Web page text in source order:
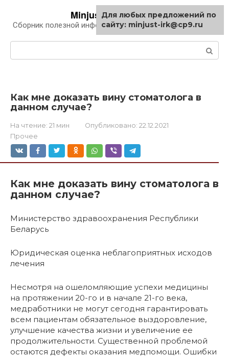
контенту
Minjust-irk.ru
Сборник полезной информации про автомобили
Как мне доказать вину стоматолога в
данном случае?
На чтение: 21 мин Опубликовано: 22.12.2021
Прочее
Как мне доказать вину стоматолога в
данном случае?
Министерство здравоохранения Республики
Беларусь
Юридическая оценка неблагоприятных исходов
лечения
Несмотря на ошеломляющие успехи медицины
на протяжении 20-го и в начале 21-го века,
медработники не могут сегодня гарантировать
всем пациентам обязательное выздоровление,
улучшение качества жизни и увеличение ее
продолжительности. Существенной проблемой
остаются дефекты оказания медпомощи. Ошибки
Для любых предложений по
сайту: minjust-irk@cp9.ru